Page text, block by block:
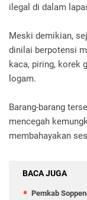
ilegal di dalam
Meski demikian,
dinilai berpotensi
kaca, piring, korek
logam.
Barang-barang
mencegah
membahayakan
BACA JUGA
Pemkab